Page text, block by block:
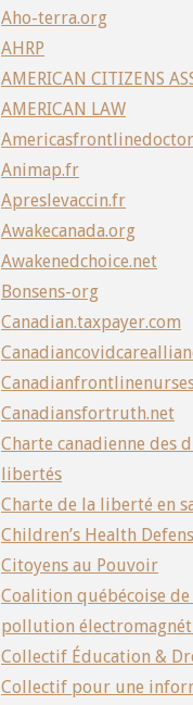
Aho-terra.org
AHRP
AMERICAN CITIZENS
AMERICAN LAW
Animap.fr
Apreslevaccin.fr
Awakecanada.org
Awakenedchoice.net
Bonsens-org
Canadian.taxpayer.com
Canadiansfortruth.net
Charte canadienne des
libertés
Charte de la liberté en
Children’s Health
Citoyens au Pouvoir
Coalition québécoise
pollution
Collectif Éducation &
Collectif pour une